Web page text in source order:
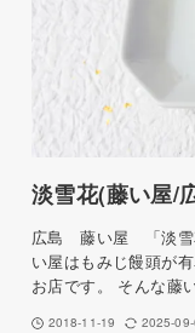
淡雪花(藤い屋/
広島 藤い屋 「淡雪
い屋はもみじ饅頭が
お店です。 そんな藤
2018-11-19 2025-09-